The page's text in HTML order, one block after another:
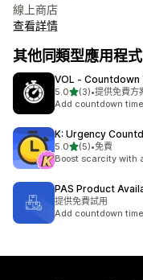
線上商店
查看詳情
其他同類型應用程式
VOL ‑ Countdown
5.0滿分 5 顆星
(3)
共有 3 則評價
•提供免費方
Add countdown
K: Urgency
5.0滿分 5 顆星
(5)
共有 5 則評價
•免費
Boost scarcity with
PAS Product
提供免費試用
Add countdown